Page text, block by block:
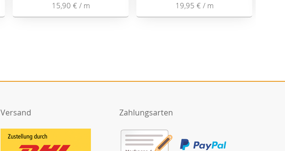
15,90 € / m 19,95 € / m
Versand Zahlungsarten